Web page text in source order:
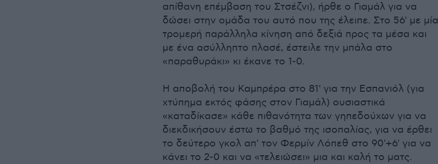
απίθανη επέμβαση του Στσέζνι), ήρθε ο Γιαμάλ για να
δώσει στην ομάδα του αυτό που της έλειπε. Στο 56' με μία
τρομερή παράλληλα κίνηση από δεξιά προς τα μέσα και
με ένα ασύλληπτο πλασέ, έστειλε την μπάλα στο
«παραθυράκι» κι έκανε το 1-0.
Η αποβολή του Καμπρέρα στο 81' για την Εσπανιόλ (για
χτύπημα εκτός φάσης στον Γιαμάλ) ουσιαστικά
«καταδίκασε» κάθε πιθανότητα των γηπεδούχων για να
διεκδικήσουν έστω το βαθμό της ισοπαλίας, για να έρθει
το δεύτερο γκολ απ' τον Φερμίν Λόπεθ στο 90'+6' για να
κάνει το 2-0 και να «τελειώσει» μια και καλή το ματς.